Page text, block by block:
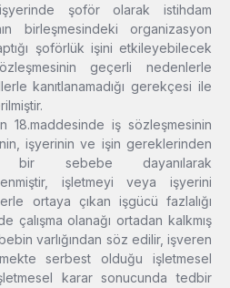
şoför olarak istihdam
birleşmesindeki organizasyon
şoförlük işini etkileyebilecek
geçerli nedenlerle
kanıtlanamadığı gerekçesi ile
18.maddesinde iş sözleşmesinin
işyerinin ve işin gereklerinden
bir sebebe dayanılarak
işletmeyi veya işyerini
ortaya çıkan işgücü fazlalığı
çalışma olanağı ortadan kalkmış
varlığından söz edilir, işveren
serbest olduğu işletmesel
karar sonucunda tedbir